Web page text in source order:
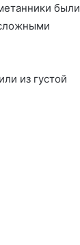
были
из густой